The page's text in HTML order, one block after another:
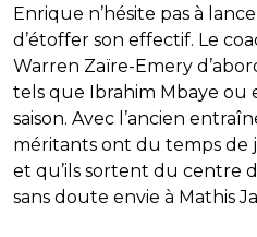
Enrique n’hésite pas à
d’étoffer son effectif. Le
Warren Zaïre-Emery
tels que Ibrahim Mbaye
saison. Avec l’ancien
méritants ont du temps de
et qu’ils sortent du centre
sans doute envie à Mathis